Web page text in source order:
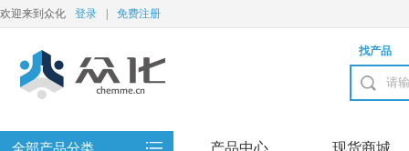
欢迎来到众化 登录 免费注册
找产品
产品中心 现货商城